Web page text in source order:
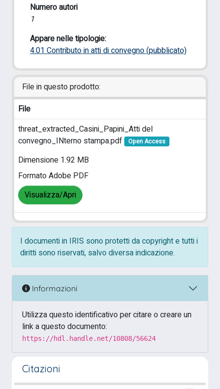
Numero autori
1
Appare nelle tipologie:
4.01 Contributo in atti di convegno (pubblicato)
File in questo prodotto:
File
threat_extracted_Casini_Papini_Atti del
convegno_INterno stampa.pdf
Open Access
Dimensione 1.92 MB
Formato Adobe PDF
Visualizza/Apri
I documenti in IRIS sono protetti da copyright e tutti i
diritti sono riservati, salvo diversa indicazione.
Informazioni
Utilizza questo identificativo per citare o creare un
link a questo documento:
https://hdl.handle.net/10808/56624
Citazioni